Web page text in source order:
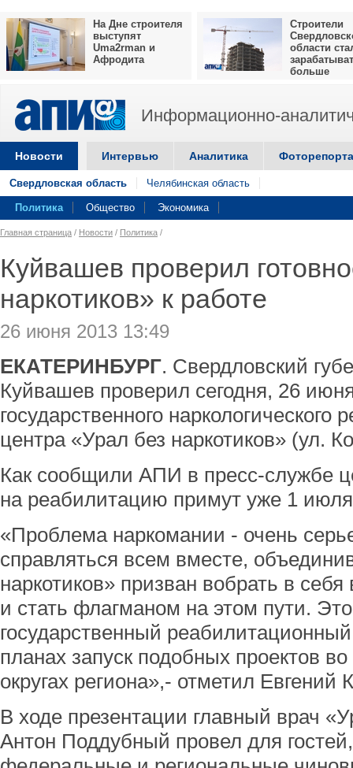
На Дне строителя
выступят
Uma2rman и
Афродита
Строители
области
больше
Информационно-
Новости Интервью Аналитика
Свердловская область Челябинская область
Политика Общество Экономика
Главная страница / Новости / Политика /
Куйвашев проверил
наркотиков» к работе
26 июня 2013 13:49
ЕКАТЕРИНБУРГ. Свердловский
Куйвашев проверил сегодня, 26
государственного наркологического
центра «Урал без наркотиков» (ул.
Как сообщили АПИ в пресс-службе
на реабилитацию примут уже 1
«Проблема наркомании - очень
справляться всем вместе,
наркотиков» призван вобрать в
и стать флагманом на этом пути.
государственный
планах запуск подобных проектов
округах региона»,- отметил Евгений
В ходе презентации главный врач
Антон Поддубный провел для